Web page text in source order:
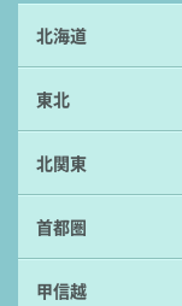
北海道
東北
北関東
首都圏
甲信越